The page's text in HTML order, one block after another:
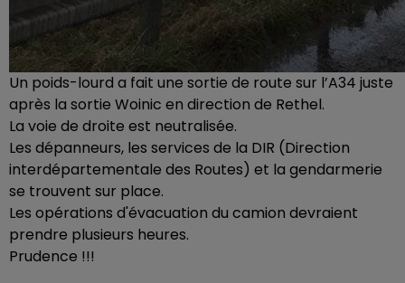
Un poids-lourd a fait une sortie de route sur l’A34 juste
après la sortie Woinic en direction de Rethel.
La voie de droite est neutralisée.
Les dépanneurs, les services de la DIR (Direction
interdépartementale des Routes) et la gendarmerie
se trouvent sur place.
Les opérations d'évacuation du camion devraient
prendre plusieurs heures.
Prudence !!!